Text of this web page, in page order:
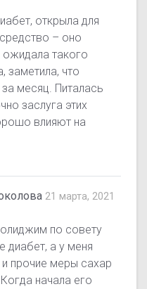
открыла для
– оно
такого
заметила, что
за месяц. Питалась
заслуга этих
влияют на
21 марта, 2021
по совету
диабет, а у меня
прочие меры сахар
начала его